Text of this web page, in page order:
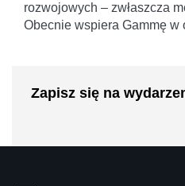
rozwojowych – zwłaszcza
Obecnie wspiera Gammę w
Zapisz się na